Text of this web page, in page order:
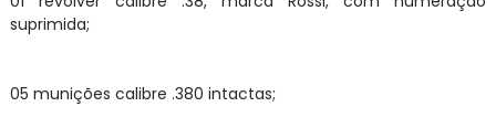
suprimida;
05 munições calibre .380 intactas;